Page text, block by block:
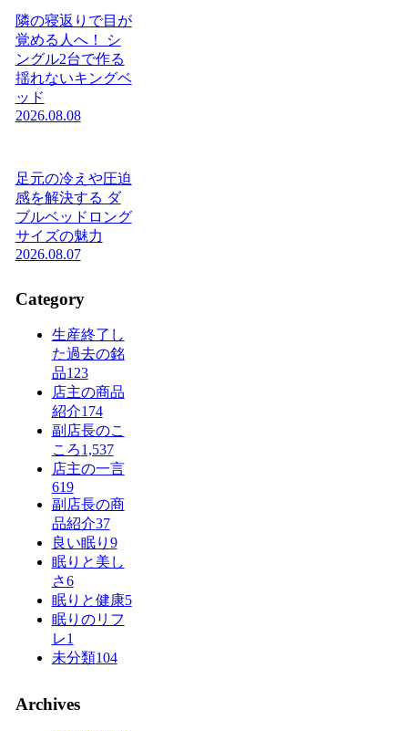
隣の寝返りで目が
覚める人へ！ シ
ングル2台で作る
揺れないキングベ
ッド
2026.08.08
足元の冷えや圧迫
感を解決する ダ
ブルベッドロング
サイズの魅力
2026.08.07
Category
生産終了し
た過去の銘
品123
店主の商品
紹介174
副店長のこ
ころ1,537
店主の一言
619
副店長の商
品紹介37
良い眠り 9
眠りと美し
さ6
眠りと健康5
眠りのリフ
レ1
未分類104
Archives